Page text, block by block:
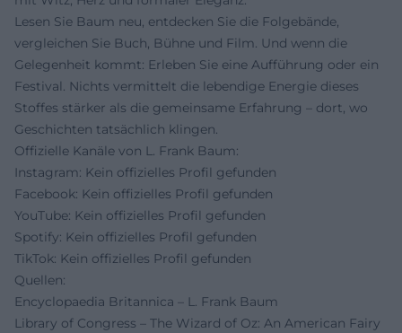
Lesen Sie Baum neu, entdecken Sie die Folgebände,
vergleichen Sie Buch, Bühne und Film. Und wenn die
Gelegenheit kommt: Erleben Sie eine Aufführung oder ein
Festival. Nichts vermittelt die lebendige Energie dieses
Stoffes stärker als die gemeinsame Erfahrung – dort, wo
Geschichten tatsächlich klingen.
Offizielle Kanäle von L. Frank Baum:
Instagram: Kein offizielles Profil gefunden
Facebook: Kein offizielles Profil gefunden
YouTube: Kein offizielles Profil gefunden
Spotify: Kein offizielles Profil gefunden
TikTok: Kein offizielles Profil gefunden
Quellen:
Encyclopaedia Britannica – L. Frank Baum
Library of Congress – The Wizard of Oz: An American Fairy